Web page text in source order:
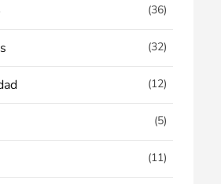
(36)
(32)
(12)
(5)
(11)